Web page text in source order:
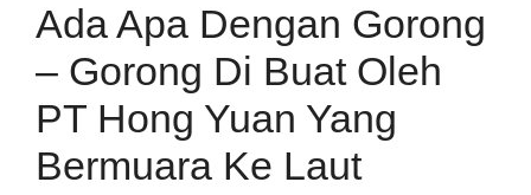
Ada Apa Dengan Gorong
– Gorong Di Buat Oleh
PT Hong Yuan Yang
Bermuara Ke Laut